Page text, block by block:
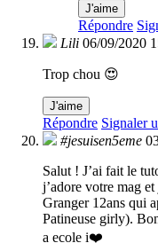
J'aime
Répondre
Lili 06/09/2020
Trop chou 😍
J'aime
Répondre Signaler
#jesuisen5eme
Salut ! J’ai fait le
j’adore votre mag
Granger 12ans qui
Patineuse girly).
a ecole i❤️